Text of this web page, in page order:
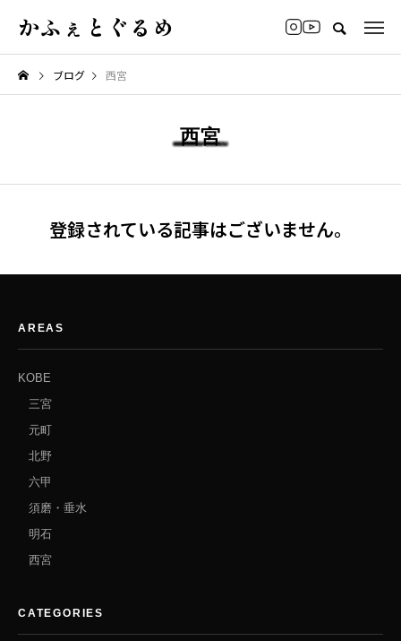
かふぇとぐるめ
ブログ 西宮
西宮
登録されている記事はございません。
AREAS
KOBE
三宮
元町
北野
六甲
須磨・垂水
明石
西宮
CATEGORIES